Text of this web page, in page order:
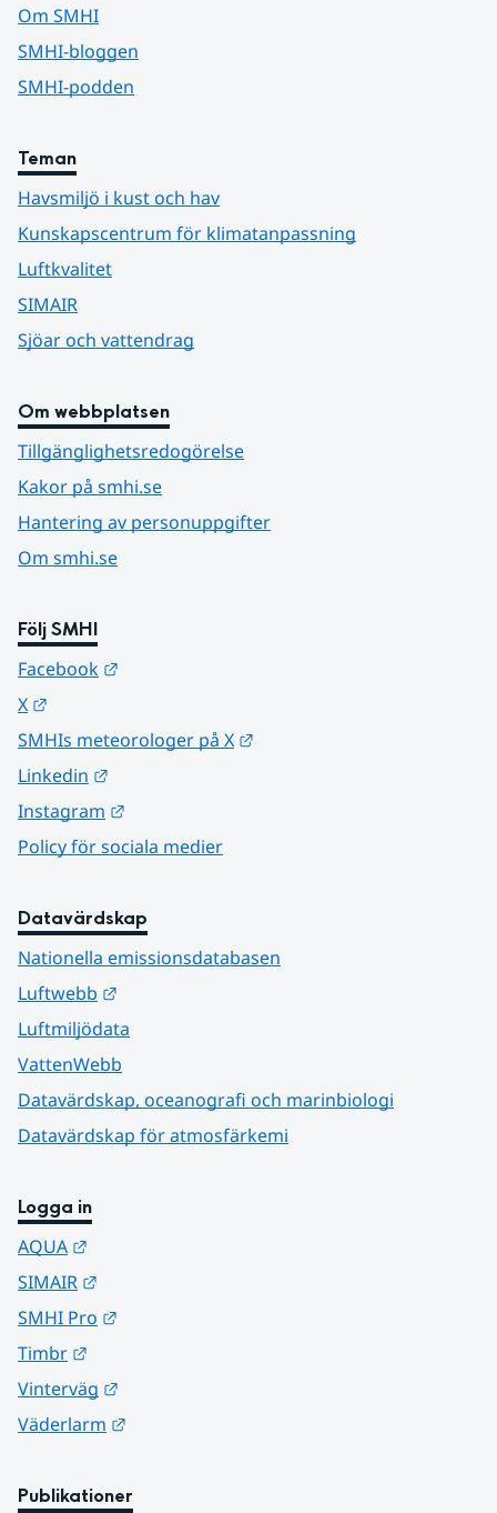
Om SMHI
SMHI-bloggen
SMHI-podden
Teman
Havsmiljö i kust och hav
Kunskapscentrum för klimatanpassning
Luftkvalitet
SIMAIR
Sjöar och vattendrag
Om webbplatsen
Tillgänglighetsredogörelse
Kakor på smhi.se
Hantering av personuppgifter
Om smhi.se
Följ SMHI
Facebook
X
SMHIs meteorologer på X
Linkedin
Instagram
Policy för sociala medier
Datavärdskap
Nationella emissionsdatabasen
Luftwebb
Luftmiljödata
VattenWebb
Datavärdskap, oceanografi och marinbiologi
Datavärdskap för atmosfärkemi
Logga in
AQUA
SIMAIR
SMHI Pro
Timbr
Vinterväg
Väderlarm
Publikationer